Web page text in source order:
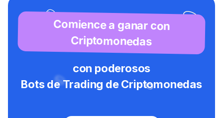
Comience a ganar con
Criptomonedas
con poderosos
Bots de Trading de Criptomonedas